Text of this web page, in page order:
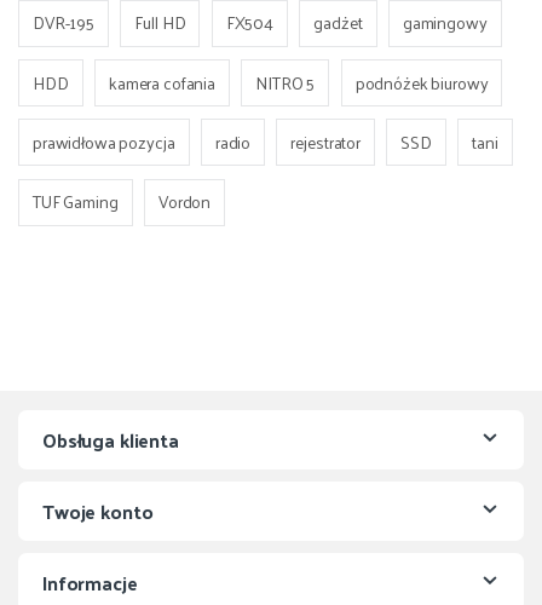
DVR-195
Full HD FX504 gadżet
gamingowy
HDD
kamera cofania NITRO 5
podnóżek biurowy
prawidłowa pozycja
radio rejestrator SSD
tani
TUF Gaming
Vordon
Obsługa klienta
Twoje konto
Informacje